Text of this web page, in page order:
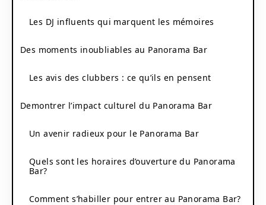
Les DJ influents qui marquent les mémoires
Des moments inoubliables au Panorama Bar
Les avis des clubbers : ce qu’ils en pensent
Demontrer l’impact culturel du Panorama Bar
Un avenir radieux pour le Panorama Bar
Quels sont les horaires d’ouverture du Panorama
Bar?
Comment s’habiller pour entrer au Panorama Bar?